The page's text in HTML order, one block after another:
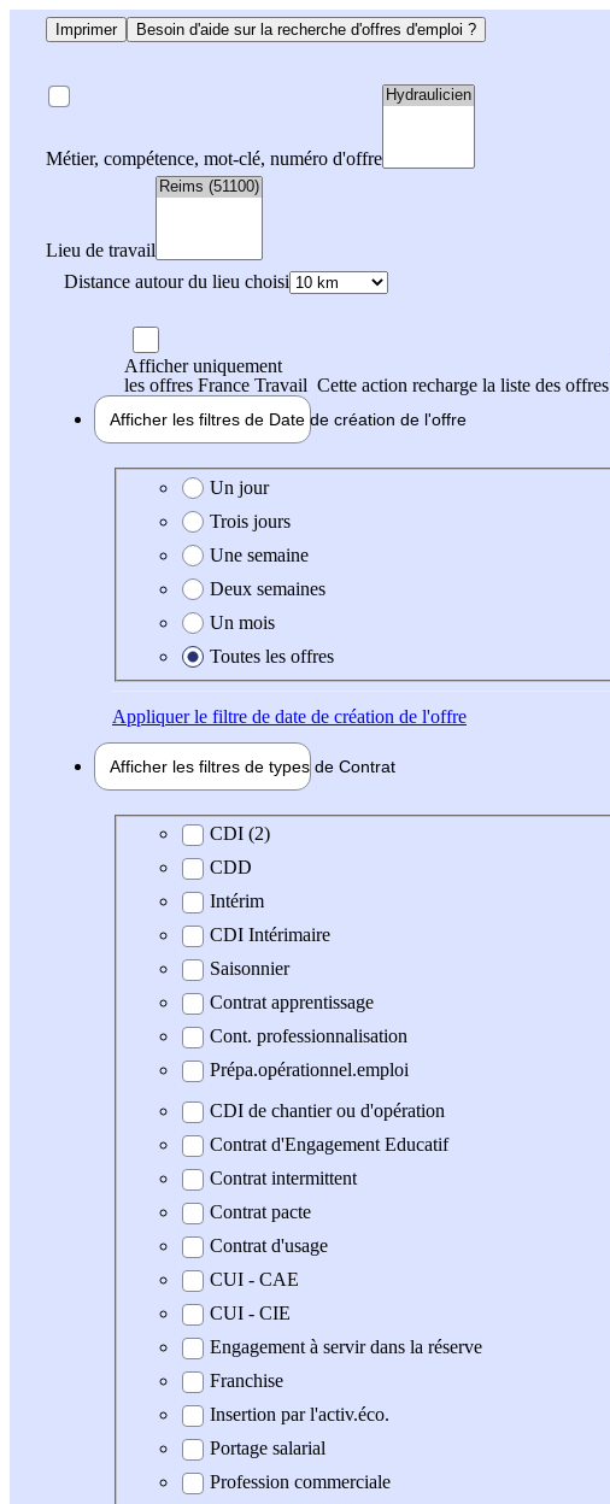
Imprimer Besoin d'aide sur la recherche d'offres d'emploi ?
Métier, compétence, mot-clé, numéro d'offre
Lieu de travail
Distance autour du lieu choisi
Afficher uniquement
les offres France Travail Cette action recharge la liste des offres
Afficher les filtres de Date de création de l'offre
Date de création de l'offre
Un jour
Trois jours
Une semaine
Deux semaines
Un mois
Toutes les offres
Appliquerle filtre de date de création de l'offre
Afficher les filtres de types de Contrat
Type de contrat
CDI (2)
CDD
Intérim
CDI Intérimaire
Saisonnier
Contrat apprentissage
Cont. professionnalisation
Prépa.opérationnel.emploi
CDI de chantier ou d'opération
Contrat d'Engagement Educatif
Contrat intermittent
Contrat pacte
Contrat d'usage
CUI - CAE
CUI - CIE
Engagement à servir dans la réserve
Franchise
Insertion par l'activ.éco.
Portage salarial
Profession commerciale